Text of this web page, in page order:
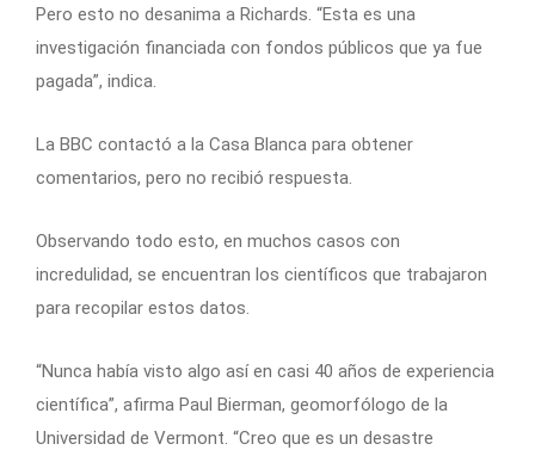
Pero esto no desanima a Richards. “Esta es una
investigación financiada con fondos públicos que ya fue
pagada”, indica.
La BBC contactó a la Casa Blanca para obtener
comentarios, pero no recibió respuesta.
Observando todo esto, en muchos casos con
incredulidad, se encuentran los científicos que trabajaron
para recopilar estos datos.
“Nunca había visto algo así en casi 40 años de experiencia
científica”, afirma Paul Bierman, geomorfólogo de la
Universidad de Vermont. “Creo que es un desastre